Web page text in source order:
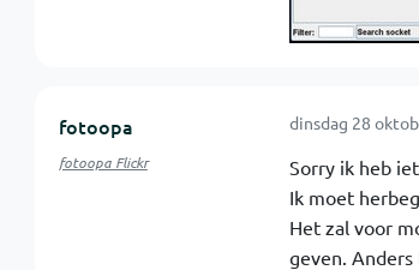
fotoopa
fotoopa Flickr
dinsdag 28
Sorry ik heb
Ik moet
Het zal voor
geven.